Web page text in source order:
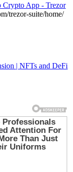
Crypto App - Trezor
trezor-suite/home/
| NFTs and DeFi